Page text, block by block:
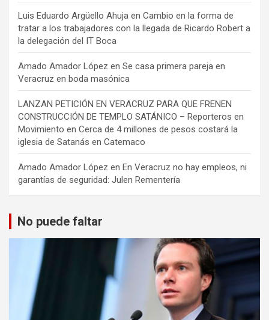
Luis Eduardo Argüello Ahuja en Cambio en la forma de
tratar a los trabajadores con la llegada de Ricardo Robert a
la delegación del IT Boca
Amado Amador López en Se casa primera pareja en
Veracruz en boda masónica
LANZAN PETICIÓN EN VERACRUZ PARA QUE FRENEN
CONSTRUCCIÓN DE TEMPLO SATÁNICO – Reporteros en
Movimiento en Cerca de 4 millones de pesos costará la
iglesia de Satanás en Catemaco
Amado Amador López en En Veracruz no hay empleos, ni
garantías de seguridad: Julen Rementería
No puede faltar